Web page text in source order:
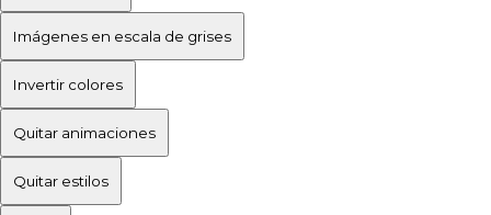
Imágenes en escala de grises
Invertir colores
Quitar animaciones
Quitar estilos